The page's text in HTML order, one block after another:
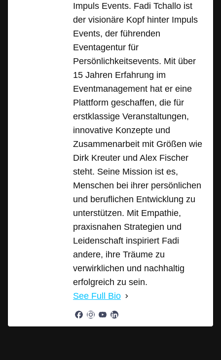
Impuls Events. Fadi Tchallo ist
der visionäre Kopf hinter Impuls
Events, der führenden
Eventagentur für
Persönlichkeitsevents. Mit über
15 Jahren Erfahrung im
Eventmanagement hat er eine
Plattform geschaffen, die für
erstklassige Veranstaltungen,
innovative Konzepte und
Zusammenarbeit mit Größen wie
Dirk Kreuter und Alex Fischer
steht. Seine Mission ist es,
Menschen bei ihrer persönlichen
und beruflichen Entwicklung zu
unterstützen. Mit Empathie,
praxisnahen Strategien und
Leidenschaft inspiriert Fadi
andere, ihre Träume zu
verwirklichen und nachhaltig
erfolgreich zu sein.
See Full Bio